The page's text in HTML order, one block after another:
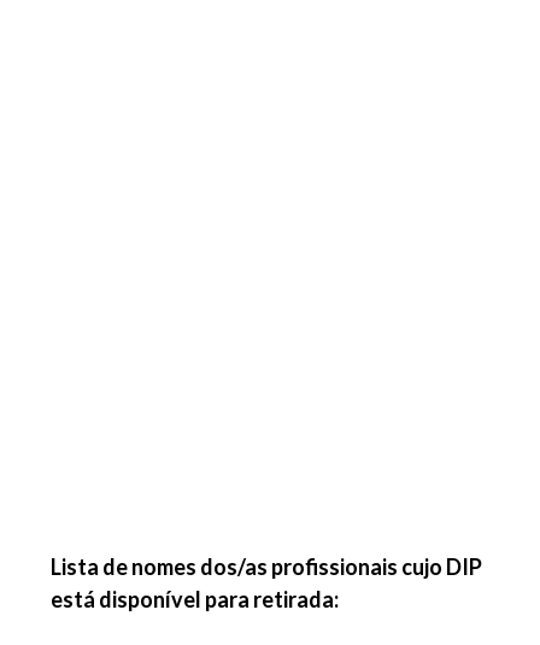
Lista de nomes dos/as profissionais cujo DIP
está disponível para retirada: